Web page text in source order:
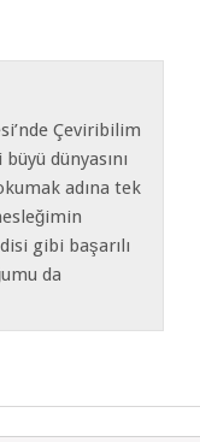
Çeviribilim
dünyasını
adına tek
gibi başarılı
da